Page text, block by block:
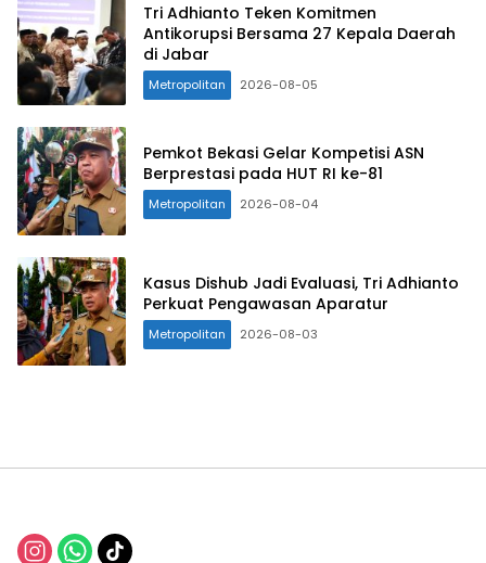
Tri Adhianto Teken Komitmen
Antikorupsi Bersama 27 Kepala Daerah
di Jabar
Metropolitan 2026-08-05
Pemkot Bekasi Gelar Kompetisi ASN
Berprestasi pada HUT RI ke-81
Metropolitan 2026-08-04
Kasus Dishub Jadi Evaluasi, Tri Adhianto
Perkuat Pengawasan Aparatur
Metropolitan 2026-08-03